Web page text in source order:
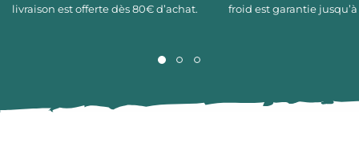
livraison est offerte dès 80€ d’achat.
froid est garantie